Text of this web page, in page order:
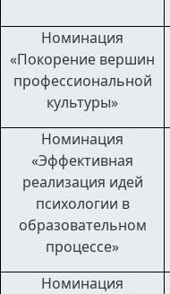
Номинация
«Покорение вершин
профессиональной
культуры»
Номинация
«Эффективная
реализация идей
психологии в
образовательном
процессе»
Номинация